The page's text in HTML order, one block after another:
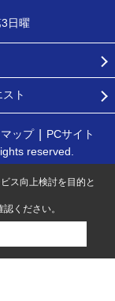
日曜
ト
ップ
PCサイト
reserved.
ス向上検討を目的と
認ください。